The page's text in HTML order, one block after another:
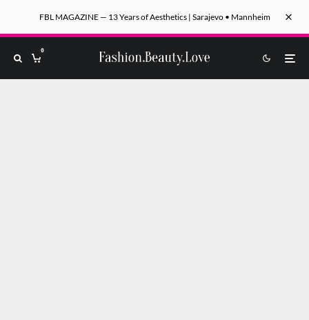
FBL MAGAZINE — 13 Years of Aesthetics | Sarajevo • Mannheim
0